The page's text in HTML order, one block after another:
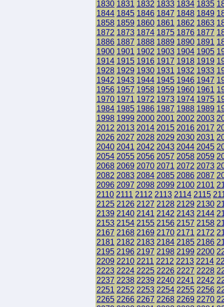
1830 1831 1832 1833 1834 1835
1844 1845 1846 1847 1848 1849
1858 1859 1860 1861 1862 1863
1872 1873 1874 1875 1876 1877
1886 1887 1888 1889 1890 1891
1900 1901 1902 1903 1904 1905
1914 1915 1916 1917 1918 1919
1928 1929 1930 1931 1932 1933
1942 1943 1944 1945 1946 1947
1956 1957 1958 1959 1960 1961
1970 1971 1972 1973 1974 1975
1984 1985 1986 1987 1988 1989
1998 1999 2000 2001 2002 2003
2012 2013 2014 2015 2016 2017
2026 2027 2028 2029 2030 2031
2040 2041 2042 2043 2044 2045
2054 2055 2056 2057 2058 2059
2068 2069 2070 2071 2072 2073
2082 2083 2084 2085 2086 2087
2096 2097 2098 2099 2100 2101
2110 2111 2112 2113 2114 2115
2125 2126 2127 2128 2129 2130
2139 2140 2141 2142 2143 2144
2153 2154 2155 2156 2157 2158
2167 2168 2169 2170 2171 2172
2181 2182 2183 2184 2185 2186
2195 2196 2197 2198 2199 2200
2209 2210 2211 2212 2213 2214
2223 2224 2225 2226 2227 2228
2237 2238 2239 2240 2241 2242
2251 2252 2253 2254 2255 2256
2265 2266 2267 2268 2269 2270